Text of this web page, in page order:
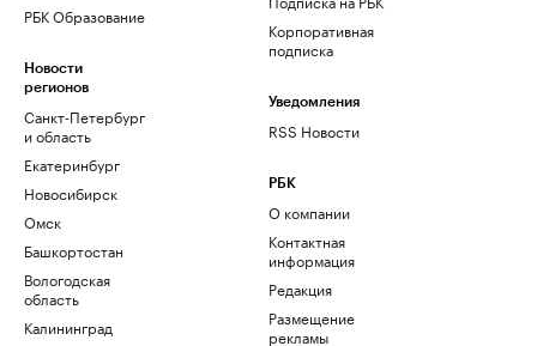
РБК Образование
Новости
регионов
Санкт-Петербург
и область
Екатеринбург
Новосибирск
Омск
Башкортостан
Вологодская
область
Калининград
Корпоративная
подписка
Уведомления
RSS Новости
РБК
О компании
Контактная
информация
Редакция
Размещение
рекламы